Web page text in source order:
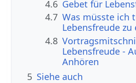
4.6 Gebet für
4.7 Was müsste ich
Lebensfreude
4.8
Lebensfreude -
Anhören
5 Siehe auch